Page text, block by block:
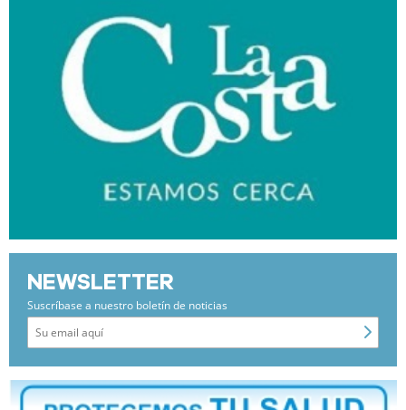
NEWSLETTER
Suscríbase a nuestro boletín de noticias